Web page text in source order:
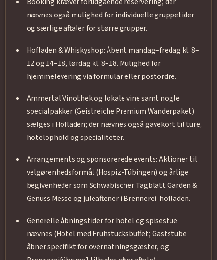
nævnes også mulighed for individuelle gruppetider
og særlige aftaler for større grupper.
Hofladen & Whiskyshop: Åbent mandag–fredag kl. 8–
12 og 14–18, lørdag kl. 8–18. Mulighed for
hjemmelevering via formular eller postordre.
Ammertal Vinothek og lokale vine samt nogle
specialpakker (Geistreiche Premium Wanderpaket)
sælges i Hofladen; der nævnes også gavekort til ture,
hotelophold og specialiteter.
Arrangements og sponsorerede events: Aktioner til
velgørenhedsformål (Hospiz-Tübingen) og årlige
begivenheder som Schwäbischer Tagblatt Garden &
Genuss Messe og juleaftener i Brennerei-hofladen.
Generelle åbningstider for hotel og spisestue
nævnes (Hotel med Frühstücksbuffet; Gaststube
åbner specifikt for overnatningsgæster, og